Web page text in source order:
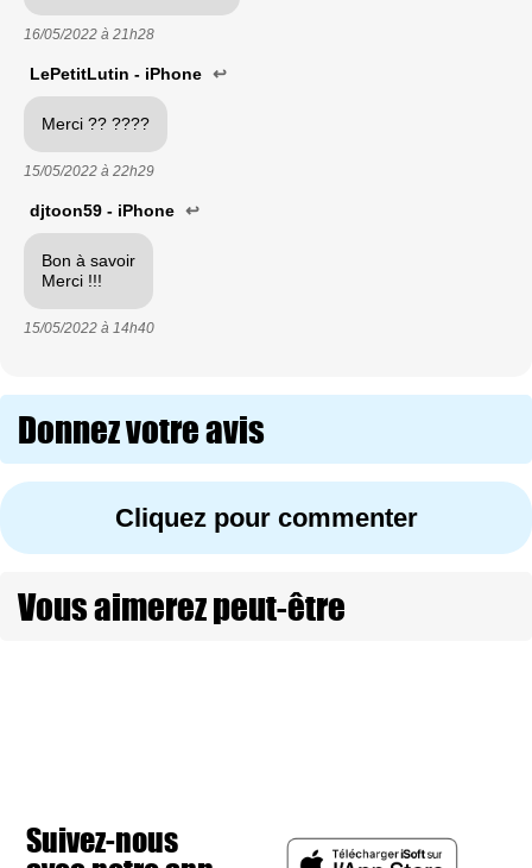
16/05/2022 à 21h28
LePetitLutin - iPhone ↩
Merci ?? ????
15/05/2022 à 22h29
djtoon59 - iPhone ↩
Bon à savoir
Merci !!!
15/05/2022 à 14h40
Donnez votre avis
Cliquez pour commenter
Vous aimerez peut-être
Suivez-nous